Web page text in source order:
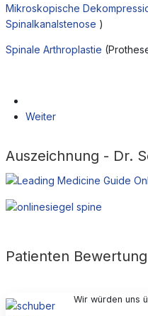
Mikroskopische
Spinalkanalstenose )
Spinale Arthroplastie
Weiter
Auszeichnung - Dr.
Patienten Bewertung
Wir würden uns